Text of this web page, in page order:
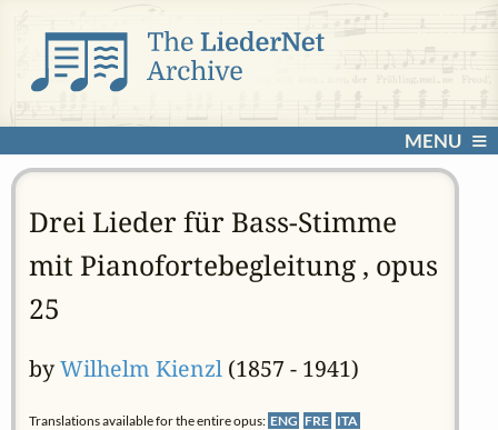
MENU
Drei Lieder für Bass-Stimme
mit Pianofortebegleitung , opus
25
byWilhelm Kienzl(1857 - 1941)
Translations available for the entire opus: ENG FRE ITA